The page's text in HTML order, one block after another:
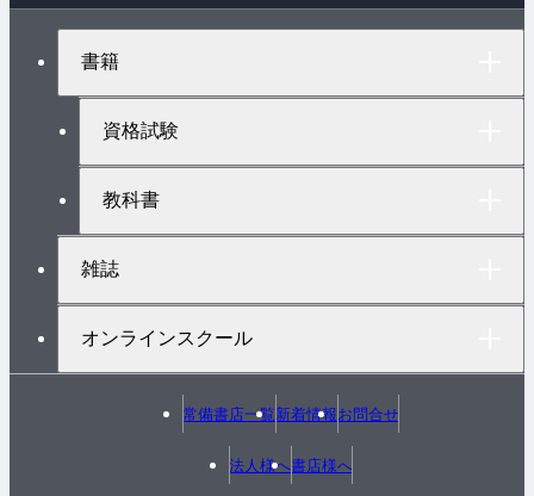
書籍
資格試験
教科書
雑誌
オンラインスクール
常備書店一覧新着情報お問合せ
法人様へ書店様へ